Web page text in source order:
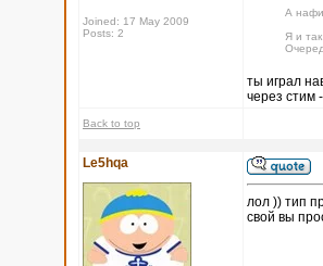
Joined: 17 May 2009
Posts: 2
А
Я и
ты играл
через стим
Back to top
Le5hqa
лол )) тип
свой вы